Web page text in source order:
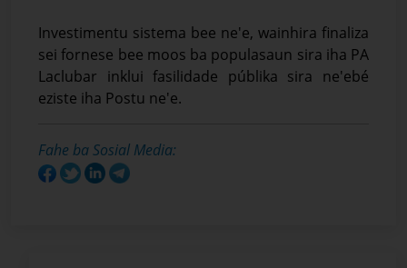
Investimentu sistema bee ne'e, wainhira finaliza
sei fornese bee moos ba populasaun sira iha PA
Laclubar inklui fasilidade públika sira ne'ebé
eziste iha Postu ne'e.
Fahe ba Sosial Media: